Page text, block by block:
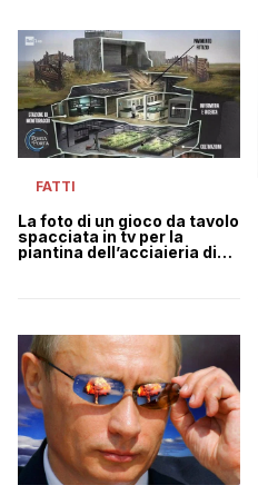
FATTI
La foto di un gioco da tavolo
spacciata in tv per la
piantina dell’acciaieria di